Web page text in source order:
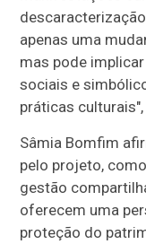
apenas uma
mas pode
sociais e
práticas culturais",
Sâmia Bomfim
pelo projeto,
gestão
oferecem uma
proteção do